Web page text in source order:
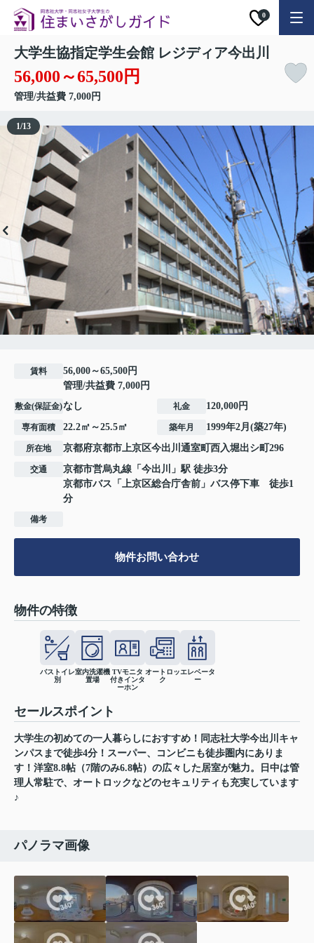
0
大学生協指定学生会館 レジディア今出川
56,000～65,500円
管理/共益費 7,000円
1/13
賃料
56,000～65,500円
管理/共益費 7,000円
敷金(保証金)なし 礼金 120,000円
専有面積 22.2㎡～25.5㎡ 築年月 1999年2月(築27年)
所在地 京都府京都市上京区今出川通室町西入堀出シ町296
交通 京都市営烏丸線 「 今出川
」駅 徒歩3分
京都市バス「上京区総合庁舎前」バス停下車 徒歩1
分
備考
物件お問い合わせ
物件の特徴
バストイレ
別
室内洗濯機
置場
TVモニタ
付きインタ
ーホン
オートロッ
ク
エレベータ
ー
セールスポイント
大学生の初めての一人暮らしにおすすめ！同志社大学今出川キャ
ンパスまで徒歩4分！スーパー、コンビニも徒歩圏内にありま
す！洋室8.8帖（7階のみ6.8帖）の広々した居室が魅力。日中は管
理人常駐で、オートロックなどのセキュリティも充実しています
♪
パノラマ画像